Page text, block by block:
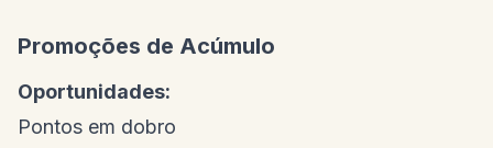
Promoções de Acúmulo
Oportunidades:
Pontos em dobro